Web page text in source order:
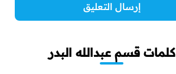
إرسال التعليق
كلمات قسم عبدالله البدر